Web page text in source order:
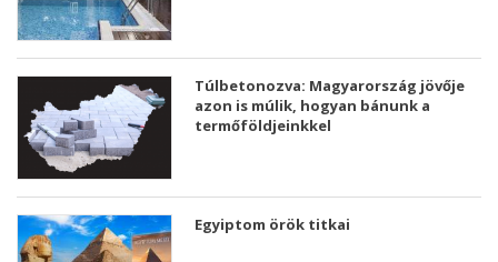
Túlbetonozva: Magyarország jövője
azon is múlik, hogyan bánunk a
termőföldjeinkkel
Egyiptom örök titkai